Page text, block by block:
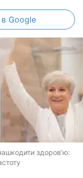
Google
здоров’ю: